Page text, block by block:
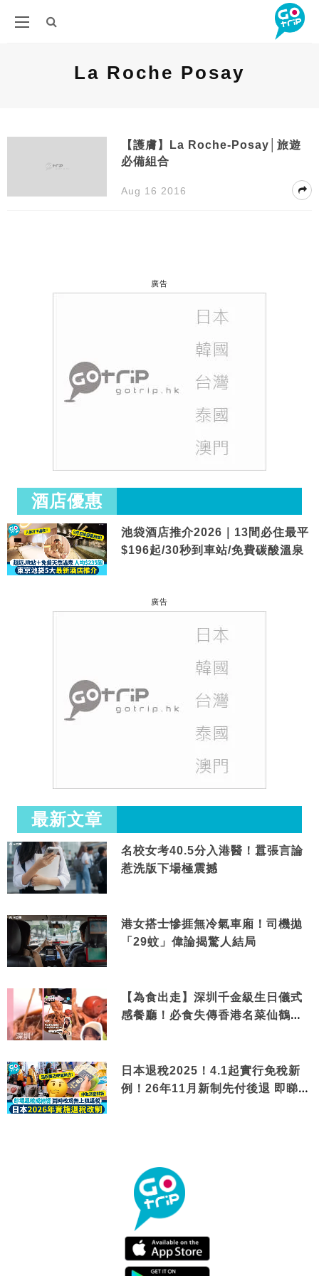
La Roche Posay
【護膚】La Roche-Posay│旅遊
必備組合
Aug 16 2016
廣告
酒店優惠
池袋酒店推介2026｜13間必住最平
$196起/30秒到車站/免費碳酸溫泉
廣告
最新文章
名校女考40.5分入港醫！囂張言論
惹洗版下場極震撼
港女搭士慘捱無冷氣車廂！司機拋
「29蚊」偉論揭驚人結局
【為食出走】深圳千金級生日儀式
感餐廳！必食失傳香港名菜仙鶴神
日本退稅2025！4.1起實行免稅新
例！26年11月新制先付後退 即睇步